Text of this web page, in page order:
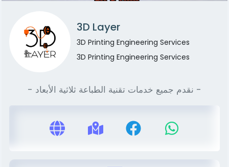
3D Layer
3D Printing Engineering Services
3D Printing Engineering Services
- نقدم جميع خدمات تقنية الطباعة ثلاثية الأبعاد -